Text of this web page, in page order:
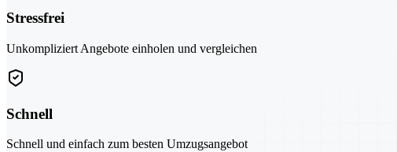
Stressfrei
Unkompliziert Angebote einholen und vergleichen
Schnell
Schnell und einfach zum besten Umzugsangebot